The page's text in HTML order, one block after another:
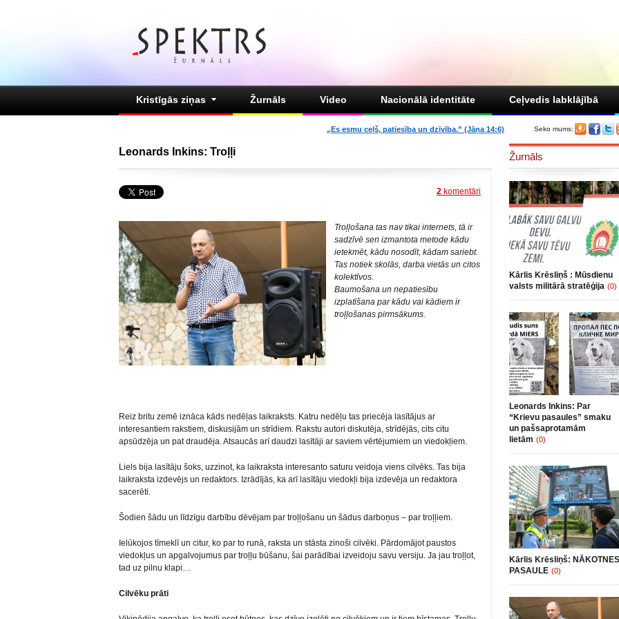
Kristīgās ziņas Žurnāls Video Nacionālā identitāte Ceļvedis labklājībā
Seko mums:
„Es esmu ceļš, patiesība un dzīvība.” (Jāņa 14:6)
Leonards Inkins: Troļļi
2 komentāri
Troļļošana tas nav tikai internets, tā ir
sadzīvē sen izmantota metode kādu
ietekmēt, kādu nosodīt, kādam sariebt.
Tas notiek skolās, darba vietās un citos
kolektīvos.
Baumošana un nepatiesību
izplatīšana par kādu vai kādiem ir
troļļošanas pirmsākums.
Reiz britu zemē iznāca kāds nedēļas laikraksts. Katru nedēļu tas priecēja lasītājus ar
interesantiem rakstiem, diskusijām un strīdiem. Rakstu autori diskutēja, strīdējās, cits citu
apsūdzēja un pat draudēja. Atsaucās arī daudzi lasītāji ar saviem vērtējumiem un viedokļiem.
Liels bija lasītāju šoks, uzzinot, ka laikraksta interesanto saturu veidoja viens cilvēks. Tas bija
laikraksta izdevējs un redaktors. Izrādījās, ka arī lasītāju viedokļi bija izdevēja un redaktora
sacerēti.
Šodien šādu un līdzīgu darbību dēvējam par troļļošanu un šādus darboņus – par troļļiem.
Ielūkojos tīmeklī un citur, ko par to runā, raksta un stāsta zinoši cilvēki. Pārdomājot paustos
viedokļus un apgalvojumus par troļļu būšanu, šai parādībai izveidoju savu versiju. Ja jau troļļot,
tad uz pilnu klapi…
Cilvēku prāti
Žurnāls
Kārlis Krēsliņš : Mūsdienu
valsts militārā stratēģija (0)
Leonards Inkins: Par
“Krievu pasaules” smaku
un pašsaprotamām
lietām (0)
Kārlis Krēsliņš: NĀKOTNES
PASAULE (0)